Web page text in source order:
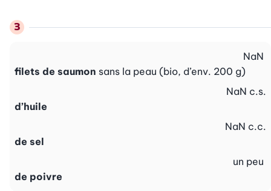
filets de saumon sans la peau (bio, d’env. 200 g)
NaN
d’huile
NaN c.s.
de sel
NaN c.c.
de poivre
un peu